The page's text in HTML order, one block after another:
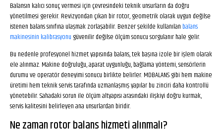
Balansın kalıcı sonuç vermesi için çevresindeki teknik unsurların da doğru
yönetilmesi gerekir. Revizyondan çıkan bir rotor, geometrik olarak uygun değilse
istenen balans sınıfına ulaşmak zorlaşabilir. Benzer şekilde kullanılan balans
makinesinin kalibrasyonu güvenilir değilse ölçüm sonucu sorgulanır hale gelir.
Bu nedenle profesyonel hizmet yapısında balans, tek başına izole bir işlem olarak
ele alınmaz. Makine doğruluğu, aparat uygunluğu, bağlama yöntemi, sensörlerin
durumu ve operatör deneyimi sonucu birlikte belirler. MDBALANS gibi hem makine
üretimi hem teknik servis tarafında uzmanlaşmış yapılar bu zinciri daha kontrollü
yönetebilir. Sahadaki sorun ile ölçüm altyapısı arasındaki ilişkiyi doğru kurmak,
servis kalitesini belirleyen ana unsurlardan biridir.
Ne zaman rotor balans hizmeti alınmalı?